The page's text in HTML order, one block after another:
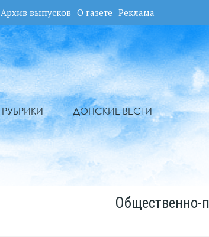
Архив выпусков О газете Реклама
РУБРИКИ ДОНСКИЕ ВЕСТИ
Общественно-